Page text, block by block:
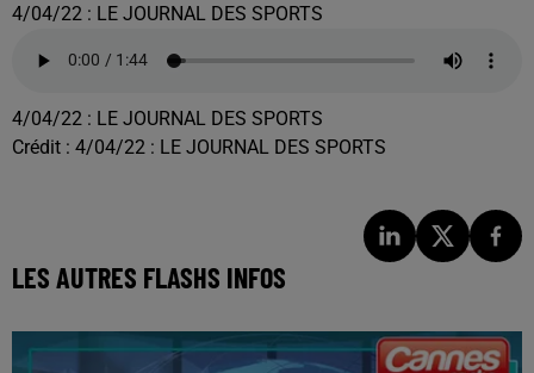
4/04/22 : LE JOURNAL DES SPORTS
4/04/22 : LE JOURNAL DES SPORTS
Crédit : 4/04/22 : LE JOURNAL DES SPORTS
LES AUTRES FLASHS INFOS